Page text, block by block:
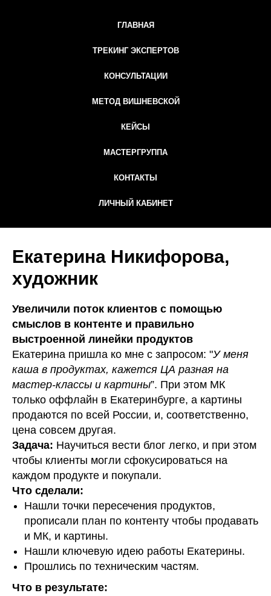
ГЛАВНАЯ
ТРЕКИНГ ЭКСПЕРТОВ
КОНСУЛЬТАЦИИ
МЕТОД ВИШНЕВСКОЙ
КЕЙСЫ
МАСТЕРГРУППА
КОНТАКТЫ
ЛИЧНЫЙ КАБИНЕТ
Екатерина Никифорова,
художник
Увеличили поток клиентов с помощью
смыслов в контенте и правильно
выстроенной линейки продуктов
Екатерина пришла ко мне с запросом: "У меня
каша в продуктах, кажется ЦА разная на
мастер-классы и картины”. При этом МК
только оффлайн в Екатеринбурге, а картины
продаются по всей России, и, соответственно,
цена совсем другая.
Задача: Научиться вести блог легко, и при этом
чтобы клиенты могли сфокусироваться на
каждом продукте и покупали.
Что сделали:
Нашли точки пересечения продуктов,
прописали план по контенту чтобы продавать
и МК, и картины.
Нашли ключевую идею работы Екатерины.
Прошлись по техническим частям.
Что в результате: